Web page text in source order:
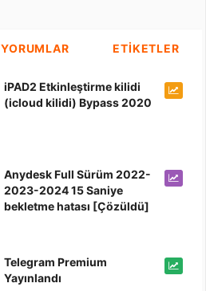
YORUMLAR ETİKETLER
iPAD2 Etkinleştirme kilidi
(icloud kilidi) Bypass 2020
Anydesk Full Sürüm 2022-
2023-2024 15 Saniye
bekletme hatası [Çözüldü]
Telegram Premium
Yayınlandı